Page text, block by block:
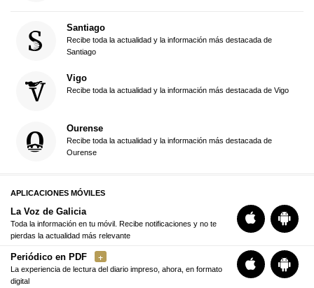
Santiago
Recibe toda la actualidad y la información más destacada de
Santiago
Vigo
Recibe toda la actualidad y la información más destacada de Vigo
Ourense
Recibe toda la actualidad y la información más destacada de
Ourense
APLICACIONES MÓVILES
La Voz de Galicia
Toda la información en tu móvil. Recibe notificaciones y no te
pierdas la actualidad más relevante
Periódico en PDF
La experiencia de lectura del diario impreso, ahora, en formato
digital